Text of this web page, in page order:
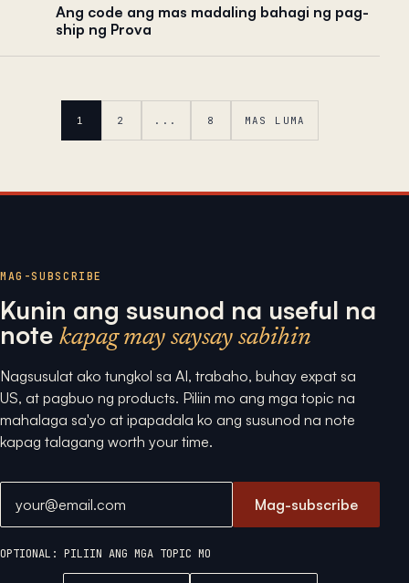
Ang code ang mas madaling bahagi ng pag-
ship ng Prova
1 2 ... 8 MAS LUMA
MAG-SUBSCRIBE
Kunin ang susunod na useful na
note kapag may saysay sabihin
Nagsusulat ako tungkol sa AI, trabaho, buhay expat sa
US, at pagbuo ng products. Piliin mo ang mga topic na
mahalaga sa'yo at ipapadala ko ang susunod na note
kapag talagang worth your time.
Mag-subscribe
OPTIONAL: PILIIN ANG MGA TOPIC MO